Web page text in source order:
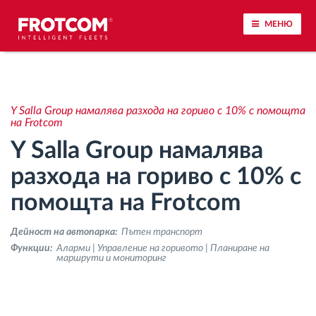
МЕНЮ
Анализ на стила на шофиране
Наблюдение на времената за шофиране
Управление на работната сила
Дистанционно сваляне на данни от тахограф
Y Salla Group намалява разхода на гориво с 10% с помощта
на Frotcom
Y Salla Group намалява
разхода на гориво с 10% с
помощта на Frotcom
Дейност на автопарка: Пътен транспорт
Функции: Аларми | Управление на горивото | Планиране на
маршрути и мониторинг